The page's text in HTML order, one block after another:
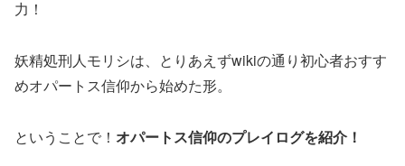
力！
妖精処刑人モリシは、とりあえずwikiの通り初心者おすす
めオパートス信仰から始めた形。
ということで！ オパートス信仰のプレイログを紹介！